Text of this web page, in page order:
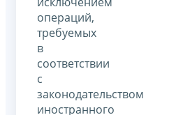
операций,
требуемых
в
соответствии
с
законодательством
иностранного